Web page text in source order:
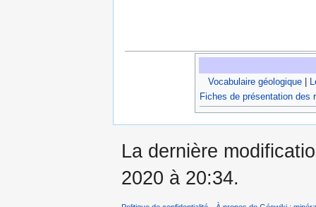
Vocabulaire géologique|
Fiches de présentation des
La dernière
2020 à 20:34.